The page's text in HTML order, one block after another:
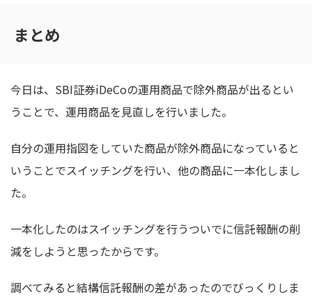
まとめ
今日は、SBI証券iDeCoの運用商品で除外商品が出るとい
うことで、運用商品を見直しを行いました。
自分の運用指図をしていた商品が除外商品になっていると
いうことでスイッチングを行い、他の商品に一本化しまし
た。
一本化したのはスイッチングを行うついでに信託報酬の削
減をしようと思ったからです。
調べてみると結構信託報酬の差があったのでびっくりしま